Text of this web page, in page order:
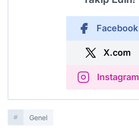
Facebook
X.com
Instagram
Genel